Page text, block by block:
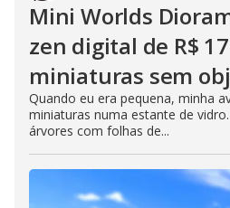
Mini Worlds
zen digital de R$
miniaturas sem
Quando eu era pequena, minha
miniaturas numa estante de
árvores com folhas de...